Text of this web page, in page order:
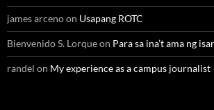
james arcenoon Usapang ROTC
Bienvenido S. Lorqueon Para sa ina’t ama ng
randel on My experience as a campus journalist